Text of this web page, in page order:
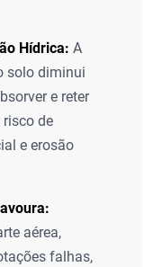
Hídrica: A
solo diminui
e reter
de
e erosão
aérea,
falhas,